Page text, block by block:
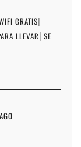
GRATIS|
LLEVAR| SE